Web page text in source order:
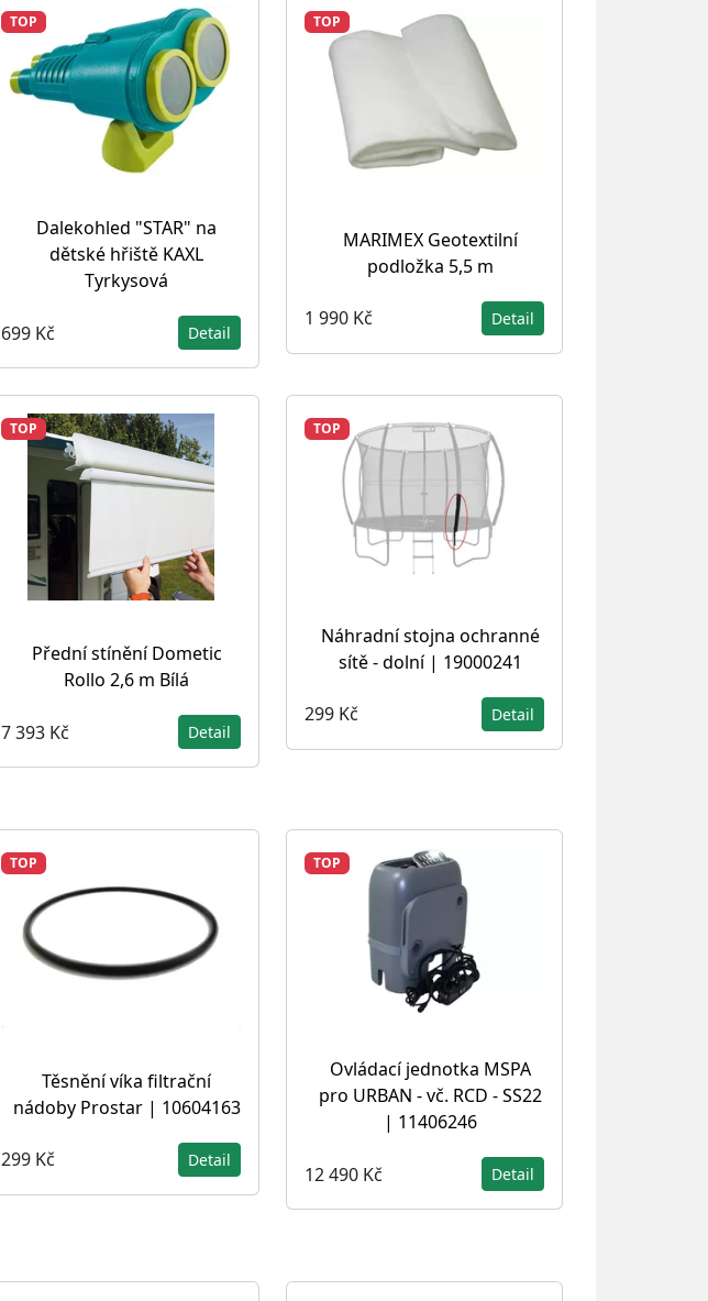
TOP
Dalekohled "STAR" na
dětské hřiště KAXL
Tyrkysová
699 Kč Detail
TOP
MARIMEX Geotextilní
podložka 5,5 m
1 990 Kč Detail
TOP
Přední stínění Dometic
Rollo 2,6 m Bílá
7 393 Kč Detail
TOP
Náhradní stojna ochranné
sítě - dolní | 19000241
299 Kč Detail
TOP
Těsnění víka filtrační
nádoby Prostar | 10604163
299 Kč Detail
TOP
Ovládací jednotka MSPA
pro URBAN - vč. RCD - SS22
| 11406246
12 490 Kč Detail